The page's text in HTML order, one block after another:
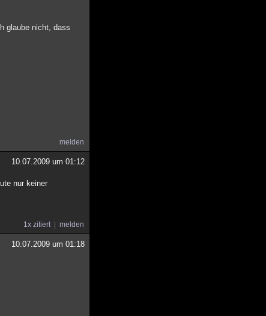
glaube nicht, dass
melden
10.07.2009 um 01:12
nur keiner
1x zitiert melden
10.07.2009 um 01:18